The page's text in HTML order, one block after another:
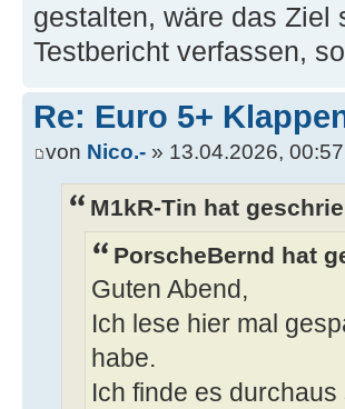
gestalten, wäre das Ziel
Testbericht verfassen,
Re: Euro 5+
von Nico.- » 13.04.2026, 00:57
M1kR-Tin hat
PorscheBernd hat
Guten Abend,
Ich lese hier mal
habe.
Ich finde es